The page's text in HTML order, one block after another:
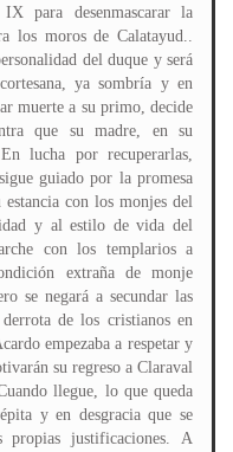
para desenmascarar la
los moros de Calatayud..
del duque y será
ya sombría y en
muerte a su primo, decide
que su madre, en su
lucha por recuperarlas,
guiado por la promesa
con los monjes del
y al estilo de vida del
con los templarios a
extraña de monje
se negará a secundar las
de los cristianos en
empezaba a respetar y
su regreso a Claraval
llegue, lo que queda
y en desgracia que se
propias justificaciones. A